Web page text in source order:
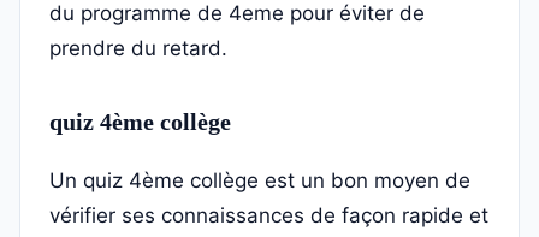
du programme de 4eme pour éviter de
prendre du retard.
quiz 4ème collège
Un quiz 4ème collège est un bon moyen de
vérifier ses connaissances de façon rapide et